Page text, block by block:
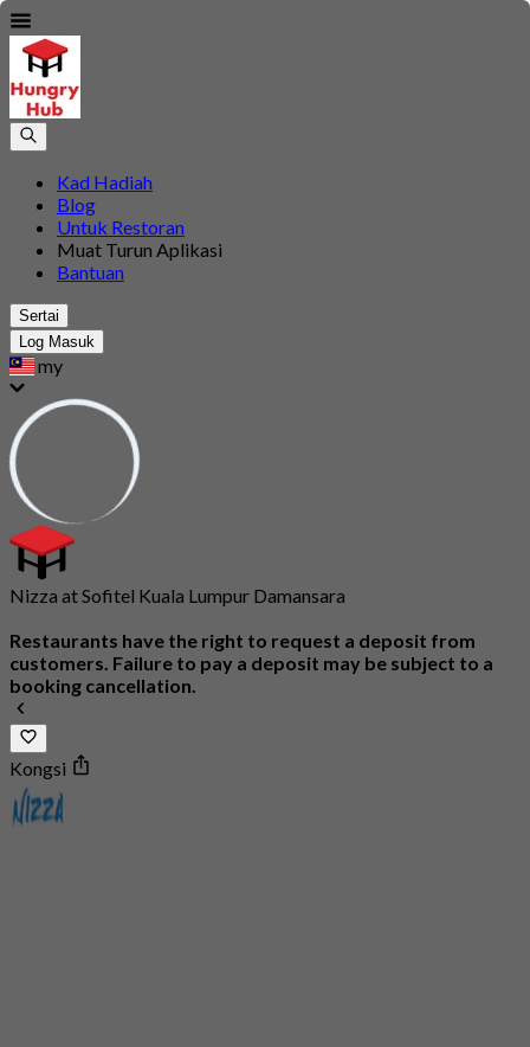
Kad Hadiah
Blog
Untuk Restoran
Muat Turun Aplikasi
Bantuan
Sertai
Log Masuk
my
Nizza at Sofitel Kuala Lumpur Damansara
Restaurants have the right to request a deposit from
customers. Failure to pay a deposit may be subject to a
booking cancellation.
Kongsi